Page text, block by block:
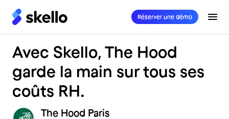
Réserver une démo
Avec Skello, The Hood
garde la main sur tous ses
coûts RH.
The Hood Paris